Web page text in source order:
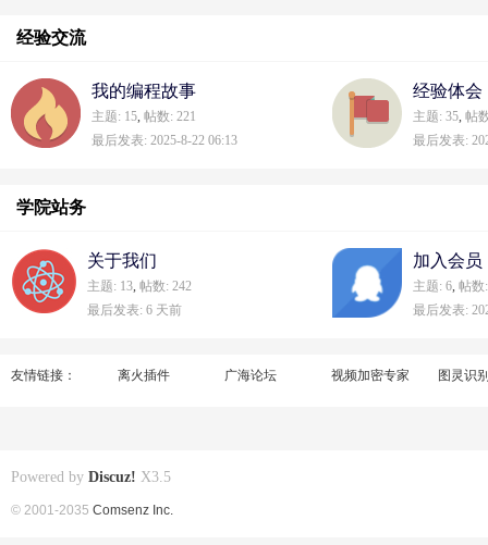
经验交流
我的编程故事
主题: 15, 帖数: 221
最后发表: 2025-8-22 06:13
经验体会
主题: 35, 帖
最后发表:
学院站务
关于我们
主题: 13, 帖数: 242
最后发表: 6 天前
加入会员
主题: 6, 帖数
最后发表:
友情链接： 离火插件 广海论坛 视频加密专家 图灵识
Powered by Discuz! X3.5
© 2001-2035 Comsenz Inc.